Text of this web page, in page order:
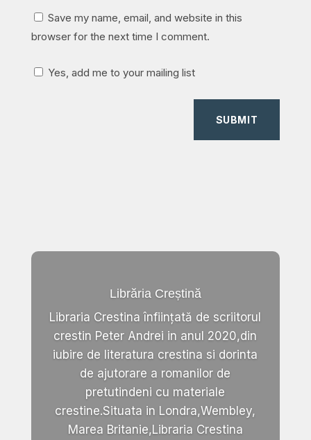
Save my name, email, and website in this
browser for the next time I comment.
Yes, add me to your mailing list
SUBMIT
Librăria Creștină
Libraria Crestina înființată de scriitorul
crestin Peter Andrei in anul 2020,din
iubire de literatura crestina si dorinta
de ajutorare a romanilor de
pretutindeni cu materiale
crestine.Situata in Londra,Wembley,
Marea Britanie,Libraria Crestina